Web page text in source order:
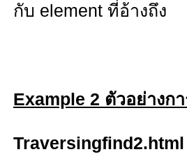
กับ element ที่อ้างถึง
Example 2 ตัวอย่างก
Traversingfind2.html